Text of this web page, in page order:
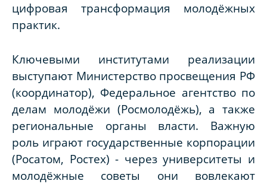
цифровая трансформация молодёжных
практик.
Ключевыми институтами реализации
выступают Министерство просвещения РФ
(координатор), Федеральное агентство по
делам молодёжи (Росмолодёжь), а также
региональные органы власти. Важную
роль играют государственные корпорации
(Росатом, Ростех) - через университеты и
молодёжные советы они вовлекают